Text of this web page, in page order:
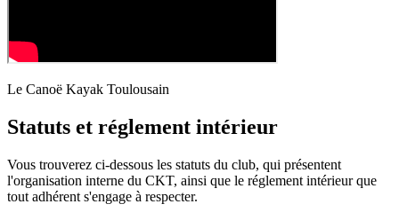
Le Canoë Kayak Toulousain
Statuts et réglement intérieur
Vous trouverez ci-dessous les statuts du club, qui présentent
l'organisation interne du CKT, ainsi que le réglement intérieur que
tout adhérent s'engage à respecter.